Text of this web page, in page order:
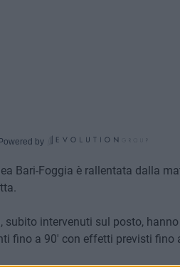
Powered by
Bari-Foggia è rallentata dalla
subito intervenuti sul posto,
fino a 90' con effetti previsti fino